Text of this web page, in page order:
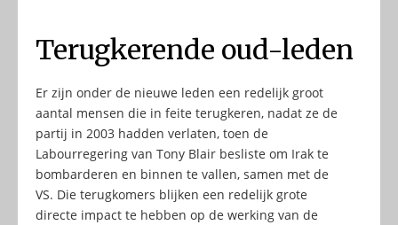
Terugkerende oud-leden
Er zijn onder de nieuwe leden een redelijk groot
aantal mensen die in feite terugkeren, nadat ze de
partij in 2003 hadden verlaten, toen de
Labourregering van Tony Blair besliste om Irak te
bombarderen en binnen te vallen, samen met de
VS. Die terugkomers blijken een redelijk grote
directe impact te hebben op de werking van de